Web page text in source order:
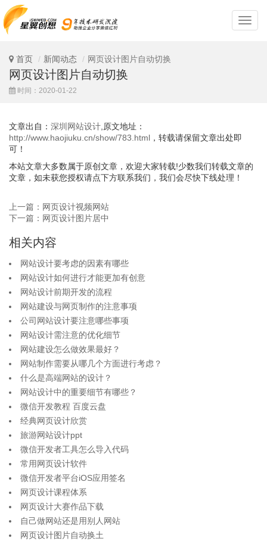
深
圳
首页 新闻动态 网页设计图片自动切换
网页设计图片自动切换
时间：2020-01-22
文章出自： 深圳网站设计 ,原文地址：
http://www.haojiuku.cn/show/783.html ，转载请保留文章出处即
可！
本站文章大多数属于原创文章，欢迎大家转载!少数我们转载文章的
文章，如未获您授权请点下方联系我们，我们会尽快下线处理！
上一篇：网页设计视频网站
下一篇：网页设计图片居中
相关内容
网站设计要考虑的因素有哪些
网站设计如何进行才能更加有创意
网站设计前期开发的流程
网站建设与网页制作的注意事项
公司网站设计要注意哪些事项
网站设计需注意的优化细节
网站建设怎么做效果最好？
网站制作需要从哪几个方面进行考虑？
什么是高端网站的设计？
网站设计中的重要细节有哪些？
微信开发教程 百度云盘
经典网页设计欣赏
旅游网站设计ppt
微信开发者工具怎么导入代码
常用网页设计软件
微信开发者平台iOS应用签名
网页设计课程体系
网页设计大赛作品下载
自己做网站还是用别人网站
网页设计图片自动换土